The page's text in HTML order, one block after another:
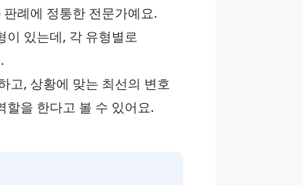
례에 정통한 전문가예요.
이 있는데, 각 유형별로
고, 상황에 맞는 최선의 변호
할을 한다고 볼 수 있어요.